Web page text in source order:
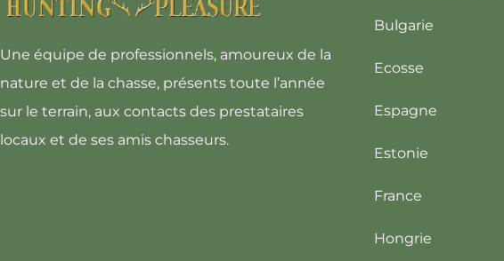
Une équipe de professionnels, amoureux de la
nature et de la chasse, présents toute l’année
sur le terrain, aux contacts des prestataires
locaux et de ses amis chasseurs.
Bulgarie
Ecosse
Espagne
Estonie
France
Hongrie